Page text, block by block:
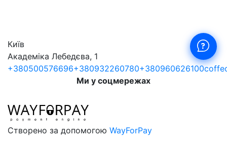
Київ
Академіка Лебедєва, 1
+380500576696+380932260780+380960626100
Ми у соцмережах
Створено за допомогою WayForPay